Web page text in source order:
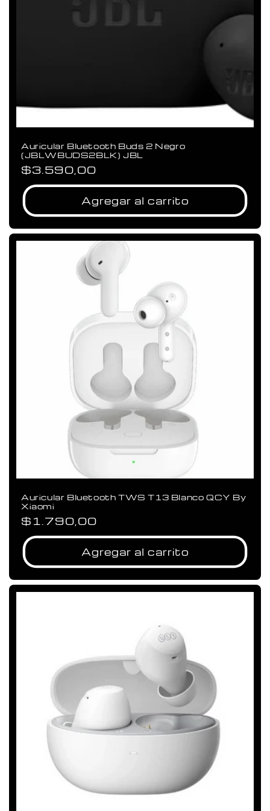
Auricular Bluetooth Buds 2 Negro
(JBLWBUDS2BLK) JBL
Precio
habitual
$3.590,00
Agregar al carrito
Auricular Bluetooth TWS T13 Blanco QCY By
Xiaomi
Precio
habitual
$1.790,00
Agregar al carrito